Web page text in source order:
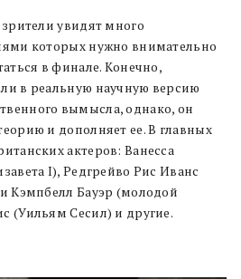
увидят много
которых нужно внимательно
в финале. Конечно,
в реальную научную версию
вымысла, однако, он
и дополняет ее. В главных
актеров: Ванесса
I), Редгрейво Рис Иванс
Кэмпбелл Бауэр (молодой
(Уильям Сесил) и другие.